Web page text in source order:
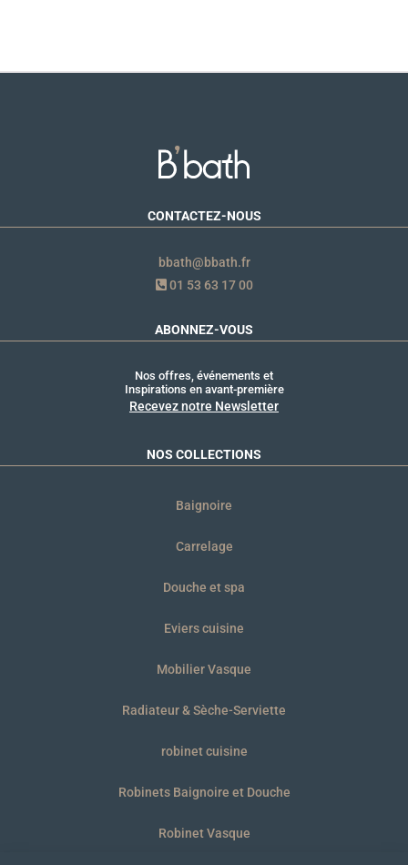
CONTACTEZ-NOUS
bbath@bbath.fr
01 53 63 17 00
ABONNEZ-VOUS
Nos offres, événements et
Inspirations en avant-première
Recevez notre Newsletter
NOS COLLECTIONS
Baignoire
Carrelage
Douche et spa
Eviers cuisine
Mobilier Vasque
Radiateur & Sèche-Serviette
robinet cuisine
Robinets Baignoire et Douche
Robinet Vasque